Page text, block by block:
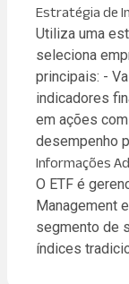
Estratégia de
Utiliza uma
seleciona
principais: -
indicadores
em ações
desempenho
Informações
O ETF é
Management
segmento de
índices